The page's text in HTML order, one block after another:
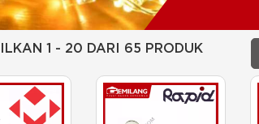
1 - 20 DARI 65 PRODUK